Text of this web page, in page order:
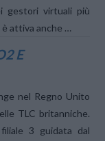
gestori virtuali più
è attiva anche …
E
nel Regno Unito
TLC britanniche.
3 guidata dal